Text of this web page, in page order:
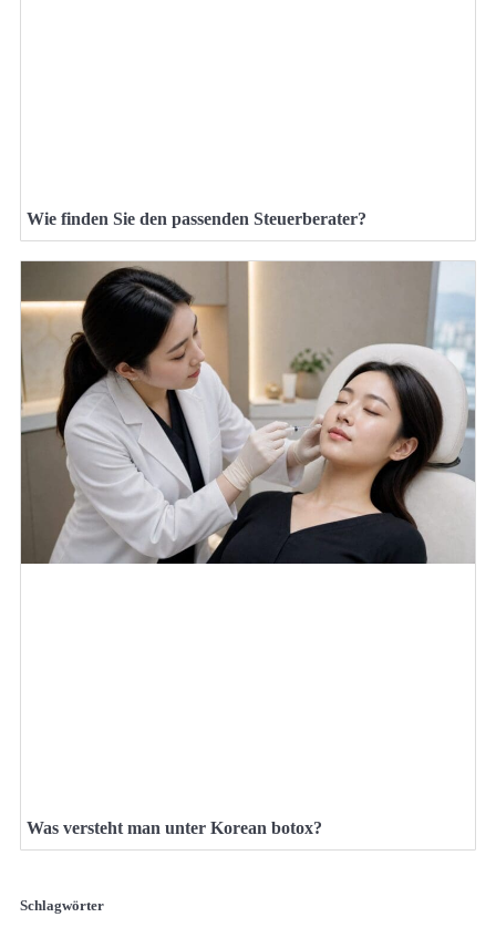
Wie finden Sie den passenden Steuerberater?
Was versteht man unter Korean botox?
Schlagwörter